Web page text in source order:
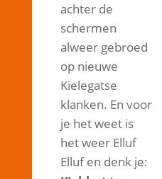
achter de
schermen
alweer gebroed
op nieuwe
Kielegatse
klanken. En voor
je het weet is
het weer Elluf
Elluf en denk je: